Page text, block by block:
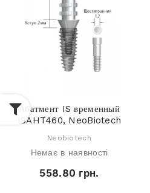
Абатмент IS временный
ISAHT460, NeoBiotech
Neobiotech
Немає в наявності
558.80 грн.